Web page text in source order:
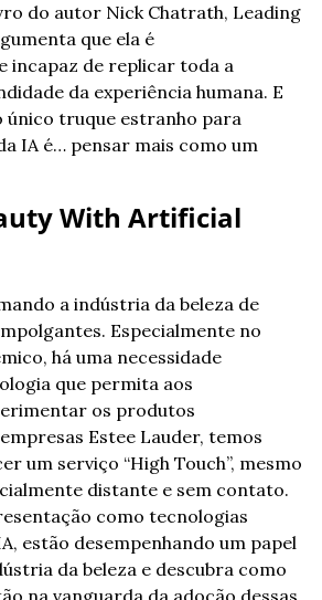
do autor Nick Chatrath, Leading
que ela é
incapaz de replicar toda a
da experiência humana. E
único truque estranho para
IA é… pensar mais como um
With Artificial
a indústria da beleza de
Especialmente no
há uma necessidade
que permita aos
os produtos
Estee Lauder, temos
um serviço “High Touch”, mesmo
distante e sem contato.
como tecnologias
estão desempenhando um papel
da beleza e descubra como